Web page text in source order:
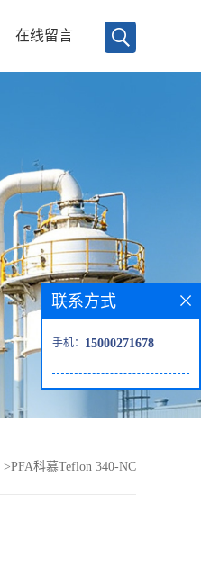
在线留言
>PFA科慕Teflon 340-NC
联系方式
手机： 15000271678